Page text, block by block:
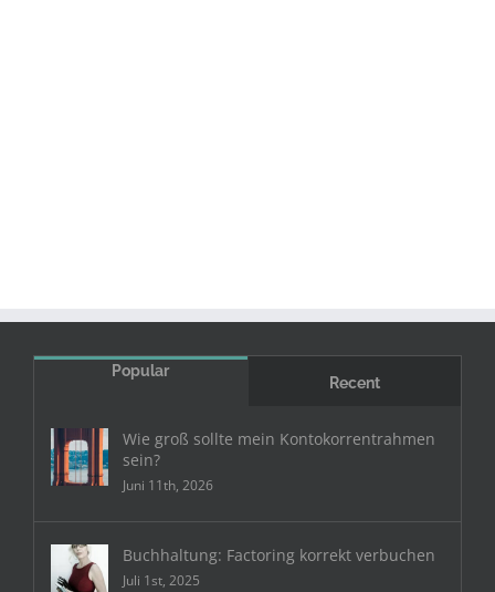
Popular
Recent
Wie groß sollte mein Kontokorrentrahmen
sein?
Juni 11th, 2026
Buchhaltung: Factoring korrekt verbuchen
Juli 1st, 2025